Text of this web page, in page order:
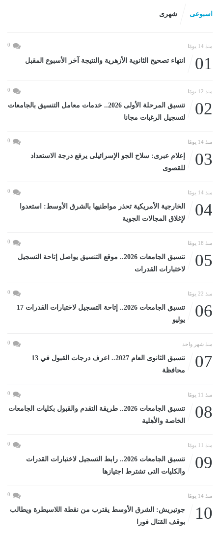
اسبوعى شهرى
منذ 14 يومًا 0
01 انتهاء تصحيح الثانوية الأزهرية والنتيجة آخر الأسبوع المقبل
منذ 12 يومًا 0
02
تنسيق المرحلة الأولى 2026.. خدمات معامل التنسيق بالجامعات
لتسجيل الرغبات مجانا
منذ 14 يومًا 0
03
إعلام عبرى: سلاح الجو الإسرائيلى يرفع درجة الاستعداد
للقصوى
منذ 14 يومًا 0
04
الخارجية الأمريكية تحذر مواطنيها بالشرق الأوسط: استعدوا
لإغلاق المجالات الجوية
منذ 18 يومًا 0
05
تنسيق الجامعات 2026.. موقع التنسيق يواصل إتاحة التسجيل
لاختبارات القدرات
منذ 22 يومًا 0
06
تنسيق الجامعات 2026.. إتاحة التسجيل لاختبارات القدرات 17
يوليو
منذ شهر واحد 0
07
تنسيق الثانوى العام 2027.. اعرف درجات القبول في 13
محافظة
منذ 11 يومًا 0
08
تنسيق الجامعات 2026.. طريقة التقدم والقبول بكليات الجامعات
الخاصة والأهلية
منذ 11 يومًا 0
09
تنسيق الجامعات 2026.. رابط التسجيل لاختبارات القدرات
والكليات التى تشترط اجتيازها
منذ 14 يومًا 0
10
جوتيريش: الشرق الأوسط يقترب من نقطة اللاسيطرة ويطالب
بوقف القتال فورا